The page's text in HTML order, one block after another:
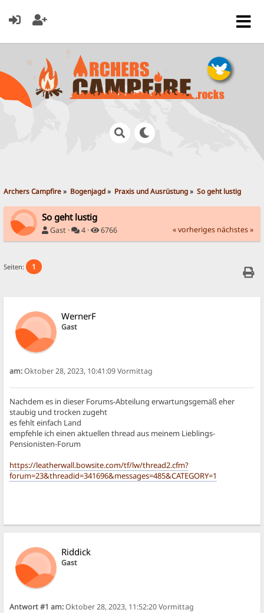
Archers Campfire» Bogenjagd» Praxis und Ausrüstung» So geht lustig
So geht lustig
Gast · 4 · 6766 « vorheriges nächstes »
Seiten: 1
WernerF
Gast
am:Oktober 28, 2023, 10:41:09 Vormittag
Nachdem es in dieser Forums-Abteilung erwartungsgemäß eher
staubig und trocken zugeht
es fehlt einfach Land
empfehle ich einen aktuellen thread aus meinem Lieblings-
Pensionisten-Forum
https://leatherwall.bowsite.com/tf/lw/thread2.cfm?
forum=23&threadid=341696&messages=485&CATEGORY=1
Riddick
Gast
Antwort #1 am:Oktober 28, 2023, 11:52:20 Vormittag